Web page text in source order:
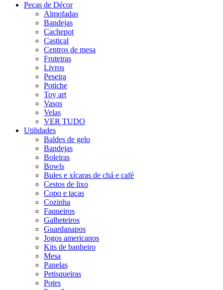
Peças de Décor
Almofadas
Bandejas
Cachepot
Castiçal
Centros de mesa
Fruteiras
Livros
Peseira
Potiche
Toy art
Vasos
Velas
VER TUDO
Utilidades
Baldes de gelo
Bandejas
Boleiras
Bowls
Bules e xícaras de chá e café
Cestos de lixo
Copo e taças
Cozinha
Faqueiros
Galheteiros
Guardanapos
Jogos americanos
Kits de banheiro
Mesa
Panelas
Petisqueiras
Potes